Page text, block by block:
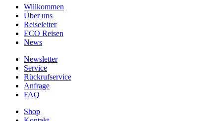
Willkommen
Über uns
Reiseleiter
ECO Reisen
News
Newsletter
Service
Rückrufservice
Anfrage
FAQ
Shop